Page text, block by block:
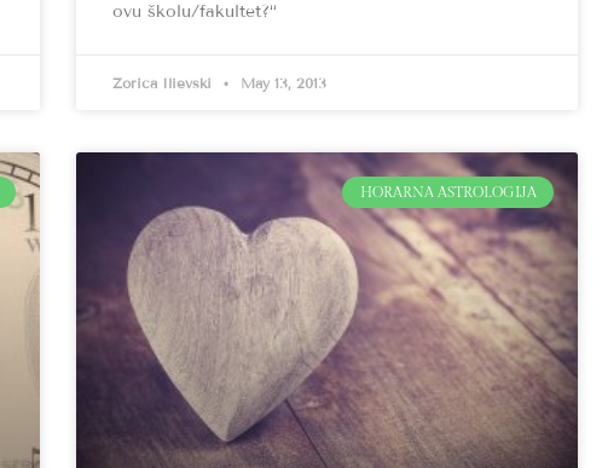
ovu školu/fakultet?“
Zorica Ilievski May 13, 2013
HORARNA ASTROLOGIJA